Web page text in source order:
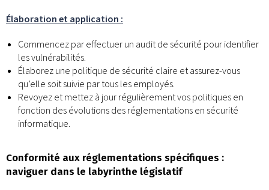
Élaboration et application :
Commencez par effectuer un audit de sécurité pour identifier
les vulnérabilités.
Élaborez une politique de sécurité claire et assurez-vous
qu’elle soit suivie par tous les employés.
Revoyez et mettez à jour régulièrement vos politiques en
fonction des évolutions des réglementations en sécurité
informatique.
Conformité aux réglementations spécifiques :
naviguer dans le labyrinthe législatif